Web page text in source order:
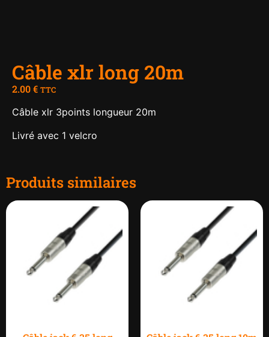
Câble xlr long 20m
2.00€ TTC
Câble xlr 3points longueur 20m
Livré avec 1 velcro
Produits similaires